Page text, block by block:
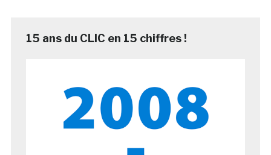
15 ans du CLIC en 15 chiffres !